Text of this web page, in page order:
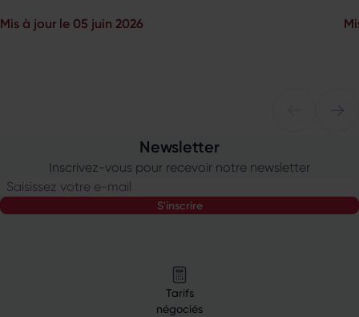
Mis à jour le 05 juin 2026
Newsletter
Inscrivez-vous pour recevoir notre newsletter
Saisissez votre e-mail
s'inscrire
Tarifs
négociés